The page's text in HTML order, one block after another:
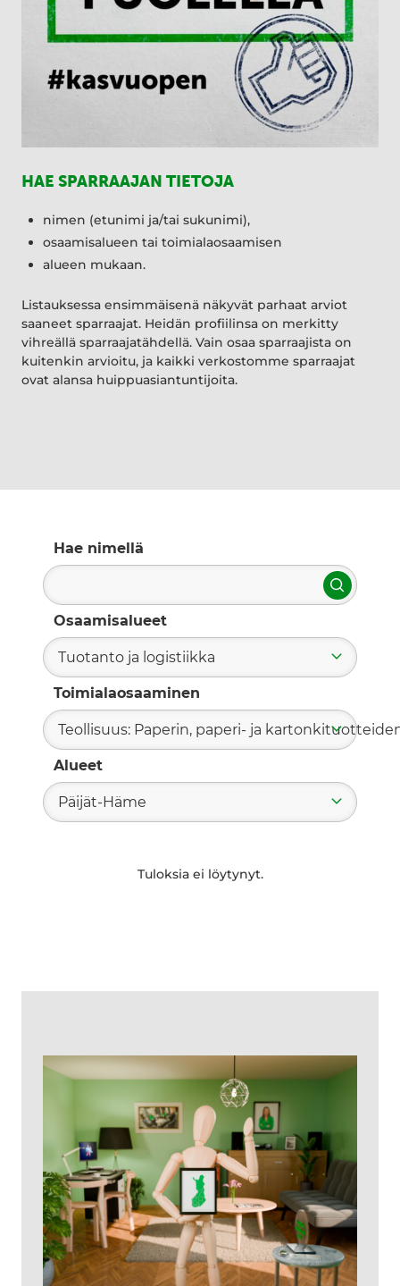
HAE SPARRAAJAN TIETOJA
nimen (etunimi ja/tai sukunimi),
osaamisalueen tai toimialaosaamisen
alueen mukaan.
Listauksessa ensimmäisenä näkyvät parhaat arviot
saaneet sparraajat. Heidän profiilinsa on merkitty
vihreällä sparraajatähdellä. Vain osaa sparraajista on
kuitenkin arvioitu, ja kaikki verkostomme sparraajat
ovat alansa huippuasiantuntijoita.
Hae nimellä
Hae
Osaamisalueet
Tuotanto ja logistiikka
Toimialaosaaminen
Teollisuus: Paperin, paperi- ja
Alueet
Päijät-Häme
Tuloksia ei löytynyt.